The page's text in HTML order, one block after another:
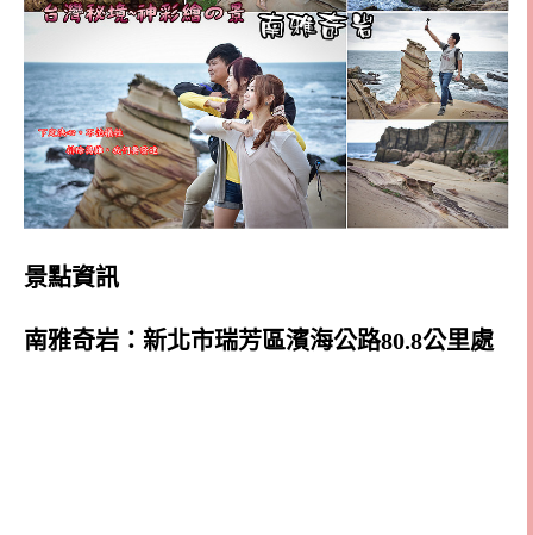
景點資訊
南雅奇岩：新北市瑞芳區濱海公路80.8公里處